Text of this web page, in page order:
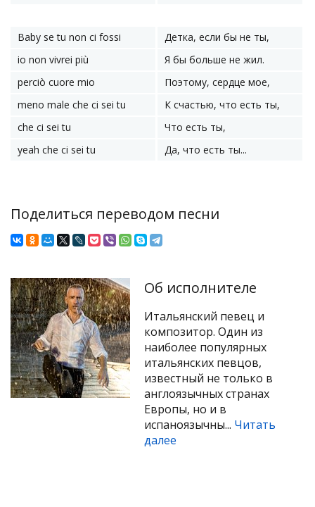
Baby se tu non ci fossi
Детка, если бы не ты,
io non vivrei più
Я бы больше не жил.
perciò cuore mio
Поэтому, сердце мое,
meno male che ci sei tu
К счастью, что есть ты,
che ci sei tu
Что есть ты,
yeah che ci sei tu
Да, что есть ты...
Поделиться переводом песни
Об исполнителе
Итальянский певец и
композитор. Один из
наиболее популярных
итальянских певцов,
известный не только в
англоязычных странах
Европы, но и в
испаноязычны... Читать
далее